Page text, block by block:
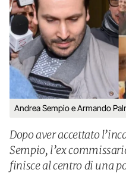
Andrea Sempio e Armando
Dopo aver accettato
Sempio, l’ex
finisce al centro di una